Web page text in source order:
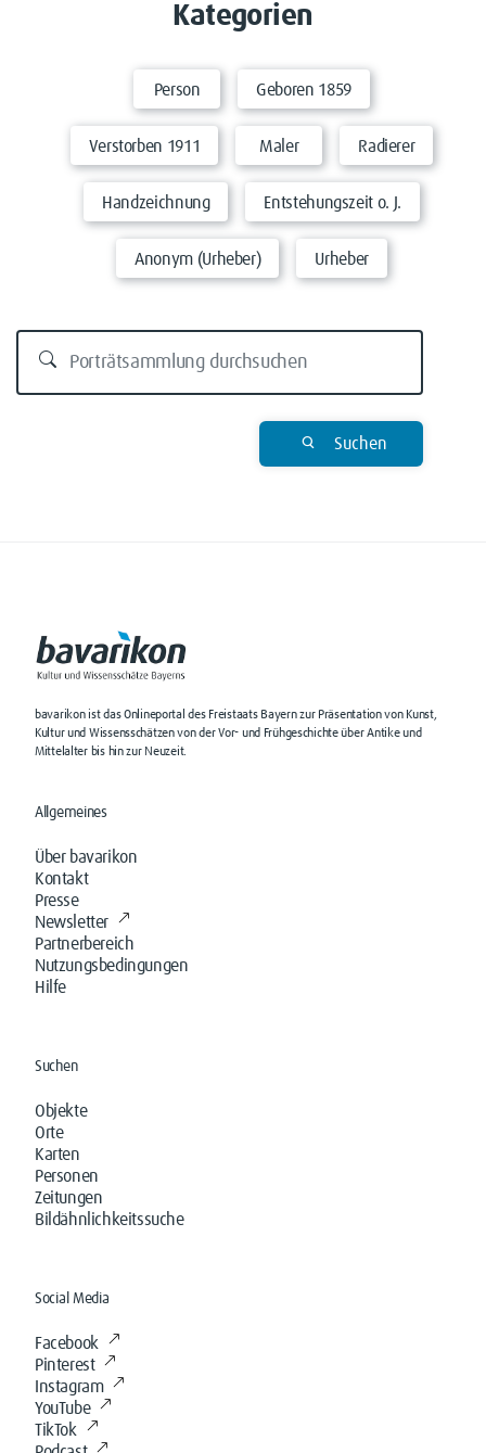
Kategorien
Person Geboren 1859
Verstorben 1911 Maler Radierer
Handzeichnung Entstehungszeit o. J.
Anonym (Urheber) Urheber
Suchen
bavarikon ist das Onlineportal des Freistaats Bayern zur Präsentation von Kunst,
Kultur und Wissensschätzen von der Vor- und Frühgeschichte über Antike und
Mittelalter bis hin zur Neuzeit.
Allgemeines
Über bavarikon
Kontakt
Presse
Newsletter
Partnerbereich
Nutzungsbedingungen
Hilfe
Suchen
Objekte
Orte
Karten
Personen
Zeitungen
Bildähnlichkeitssuche
Social Media
Facebook
Pinterest
Instagram
YouTube
TikTok